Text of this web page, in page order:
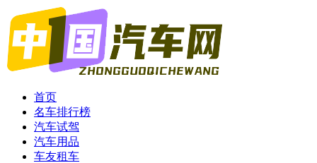
首页
名车排行榜
汽车试驾
汽车用品
车友租车